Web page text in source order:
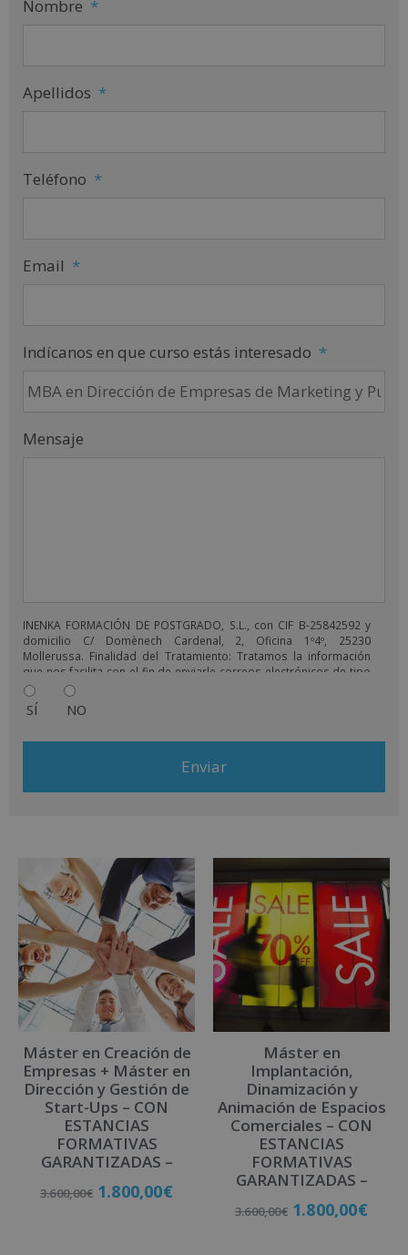
Nombre *
Apellidos *
Teléfono *
Email *
Indícanos en que curso estás interesado *
Mensaje
INENKA FORMACIÓN DE POSTGRADO, S.L., con CIF B-25842592 y
domicilio C/ Domènech Cardenal, 2, Oficina 1º4º, 25230
Mollerussa. Finalidad del Tratamiento: Tratamos la información
que nos facilita con el fin de enviarle correos electrónicos de tipo
comercial relacionado con los productos ofrecidos y otros tipo
de productos que fueran de su interés. Legitimación del
tratamiento: Consentimiento del interesado. Derechos: Puede
más información consulte nuestra Política de Privacidad. Desea
SÍ NO
e
r
n
a
t
i
v
e
:
Máster en Creación de
Empresas + Máster en
Dirección y Gestión de
Start-Ups – CON
ESTANCIAS
FORMATIVAS
GARANTIZADAS –
3.600,00€ 1.800,00€
Máster en
Implantación,
Dinamización y
Animación de Espacios
Comerciales – CON
ESTANCIAS
FORMATIVAS
GARANTIZADAS –
3.600,00€ 1.800,00€